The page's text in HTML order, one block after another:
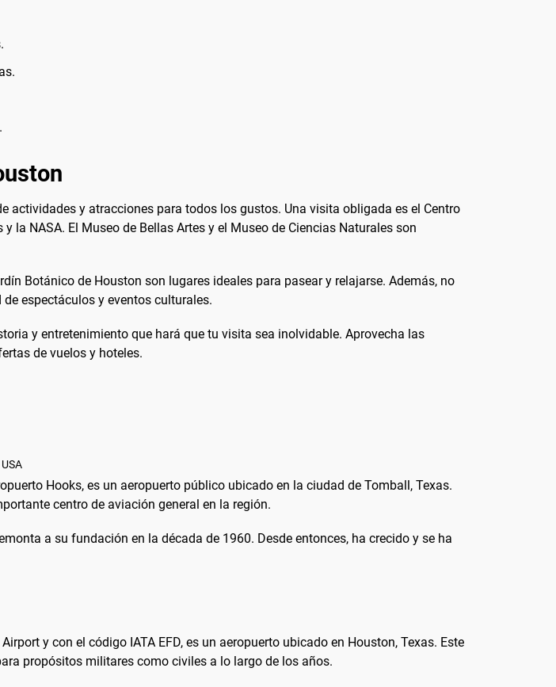
actividades y atracciones para todos los gustos. Una visita obligada es el Centro
la NASA. El Museo de Bellas Artes y el Museo de Ciencias Naturales son
Botánico de Houston son lugares ideales para pasear y relajarse. Además, no
espectáculos y eventos culturales.
y entretenimiento que hará que tu visita sea inolvidable. Aprovecha las
de vuelos y hoteles.
Hooks, es un aeropuerto público ubicado en la ciudad de Tomball, Texas.
centro de aviación general en la región.
a su fundación en la década de 1960. Desde entonces, ha crecido y se ha
y con el código IATA EFD, es un aeropuerto ubicado en Houston, Texas. Este
propósitos militares como civiles a lo largo de los años.